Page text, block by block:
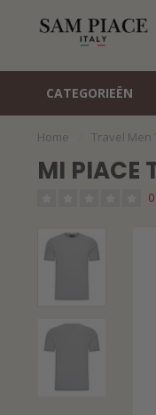
CATEGORIEËN
Snel geleverd
Home Travel Men
MI